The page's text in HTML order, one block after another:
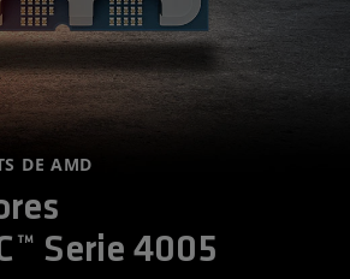
DE AMD
Serie 4005